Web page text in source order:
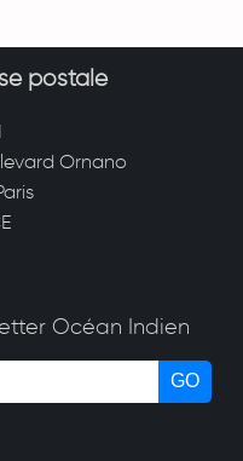
postale
Ornano
Océan Indien